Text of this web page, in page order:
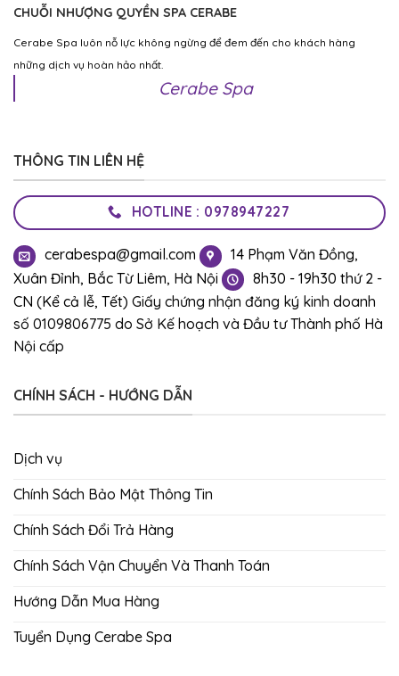
CHUỖI NHƯỢNG QUYỀN SPA CERABE
Cerabe Spa luôn nỗ lực không ngừng để đem đến cho khách hàng
những dịch vụ hoàn hảo nhất.
Cerabe Spa
THÔNG TIN LIÊN HỆ
HOTLINE : 0978947227
cerabespa@gmail.com
14 Phạm Văn Đồng,
Xuân Đỉnh, Bắc Từ Liêm, Hà Nội
8h30 - 19h30 thứ 2 -
CN (Kể cả lễ, Tết) Giấy chứng nhận đăng ký kinh doanh
số 0109806775 do Sở Kế hoạch và Đầu tư Thành phố Hà
Nội cấp
CHÍNH SÁCH - HƯỚNG DẪN
Dịch vụ
Chính Sách Bảo Mật Thông Tin
Chính Sách Đổi Trả Hàng
Chính Sách Vận Chuyển Và Thanh Toán
Hướng Dẫn Mua Hàng
Tuyển Dụng Cerabe Spa